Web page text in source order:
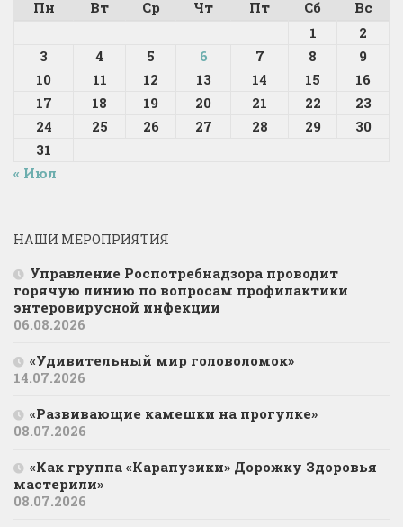
Пн
Вт Ср Чт Пт Сб
Вс
1
2
3
4 5 6 7 8
9
10
11 12 13 14 15
16
17
18 19 20 21 22
23
24
25 26 27 28 29
30
31
« Июл
НАШИ МЕРОПРИЯТИЯ
Управление Роспотребнадзора проводит
горячую линию по вопросам профилактики
энтеровирусной инфекции
06.08.2026
«Удивительный мир головоломок»
14.07.2026
«Развивающие камешки на прогулке»
08.07.2026
«Как группа «Карапузики» Дорожку Здоровья
мастерили»
08.07.2026